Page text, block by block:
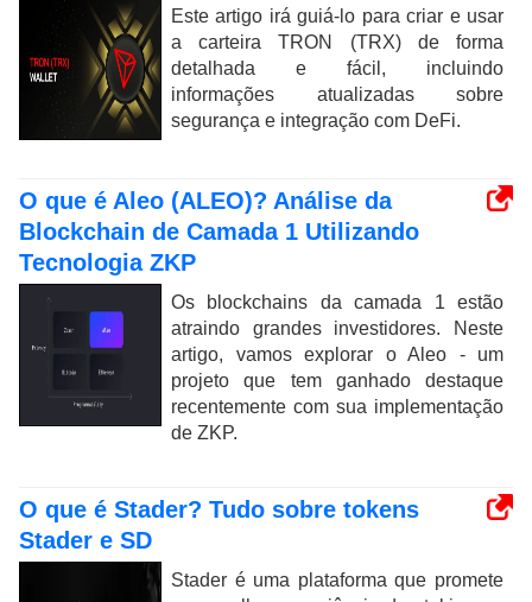
Este artigo irá guiá-lo para criar e usar
a carteira TRON (TRX) de forma
detalhada e fácil, incluindo
informações atualizadas sobre
segurança e integração com DeFi.
O que é Aleo (ALEO)? Análise da
Blockchain de Camada 1 Utilizando
Tecnologia ZKP
Os blockchains da camada 1 estão
atraindo grandes investidores. Neste
artigo, vamos explorar o Aleo - um
projeto que tem ganhado destaque
recentemente com sua implementação
de ZKP.
O que é Stader? Tudo sobre tokens
Stader e SD
Stader é uma plataforma que promete